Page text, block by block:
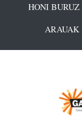
HONI BURUZ
ARAUAK